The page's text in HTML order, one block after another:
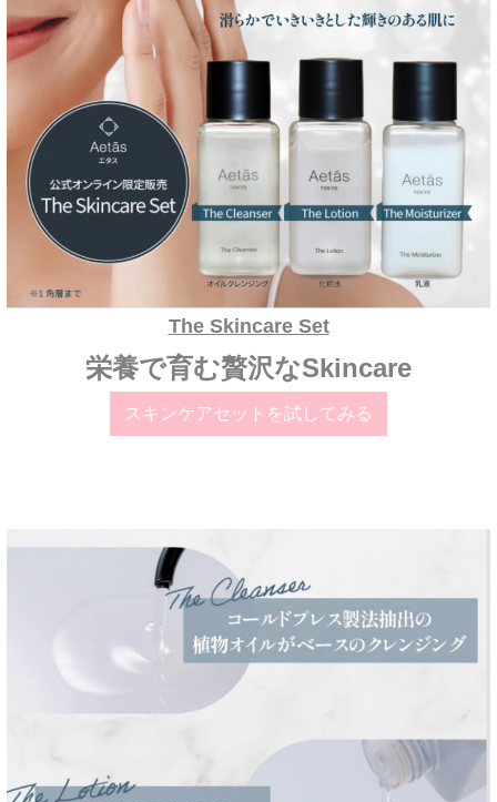
The Skincare Set
栄養で育む贅沢なSkincare
スキンケアセットを試してみる